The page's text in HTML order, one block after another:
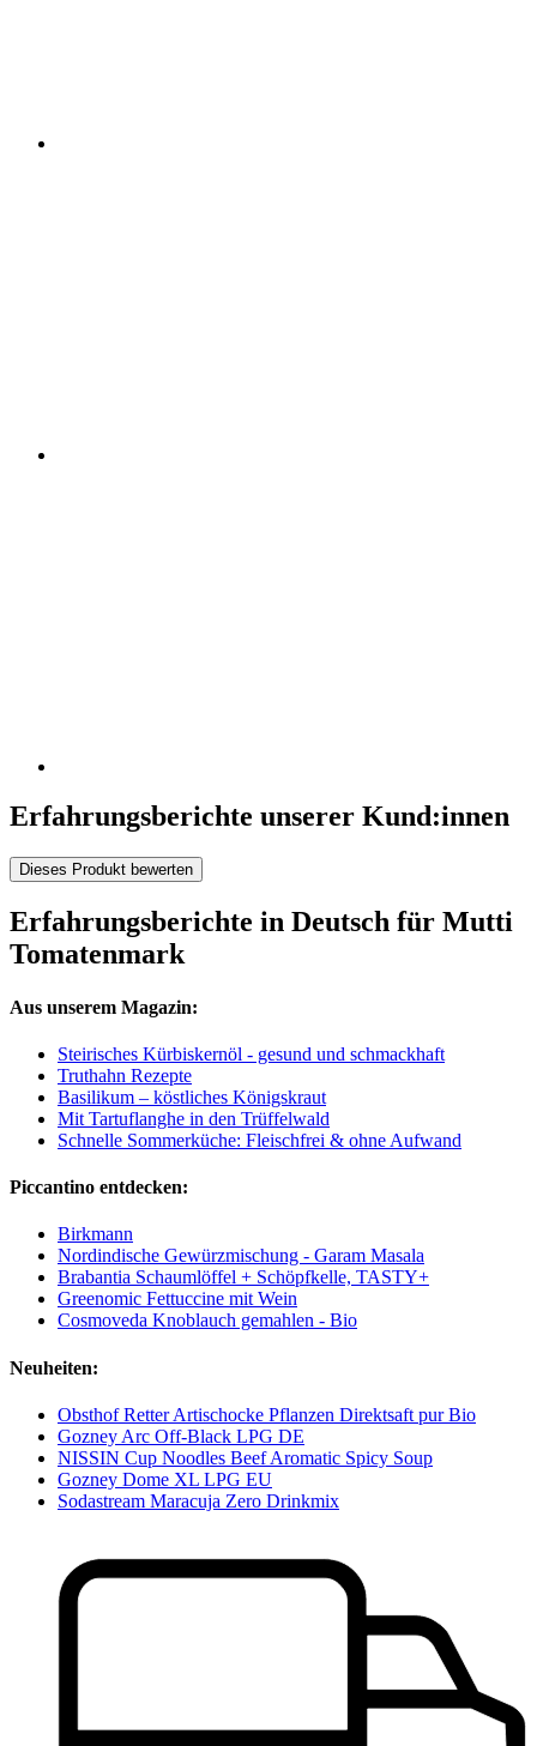
Erfahrungsberichte unserer Kund:innen
Dieses Produkt bewerten
Erfahrungsberichte in Deutsch für Mutti
Tomatenmark
Aus unserem Magazin:
Steirisches Kürbiskernöl - gesund und schmackhaft
Truthahn Rezepte
Basilikum – köstliches Königskraut
Mit Tartuflanghe in den Trüffelwald
Schnelle Sommerküche: Fleischfrei & ohne Aufwand
Piccantino entdecken:
Birkmann
Nordindische Gewürzmischung - Garam Masala
Brabantia Schaumlöffel + Schöpfkelle, TASTY+
Greenomic Fettuccine mit Wein
Cosmoveda Knoblauch gemahlen - Bio
Neuheiten:
Obsthof Retter Artischocke Pflanzen Direktsaft pur Bio
Gozney Arc Off-Black LPG DE
NISSIN Cup Noodles Beef Aromatic Spicy Soup
Gozney Dome XL LPG EU
Sodastream Maracuja Zero Drinkmix